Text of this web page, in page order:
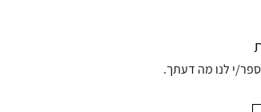
י לנו מה דעתך.